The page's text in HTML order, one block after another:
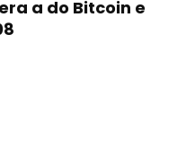
a do Bitcoin e